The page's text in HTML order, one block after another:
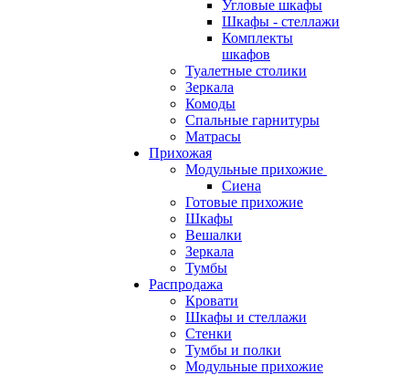
Угловые шкафы
Шкафы - стеллажи
Комплекты
шкафов
Туалетные столики
Зеркала
Комоды
Спальные гарнитуры
Матрасы
Прихожая
Модульные прихожие
Сиена
Готовые прихожие
Шкафы
Вешалки
Зеркала
Тумбы
Распродажа
Кровати
Шкафы и стеллажи
Стенки
Тумбы и полки
Модульные прихожие